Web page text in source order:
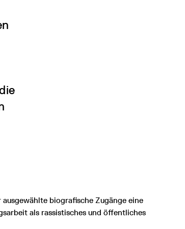
biografische Zugänge eine
als rassistisches und öffentliches